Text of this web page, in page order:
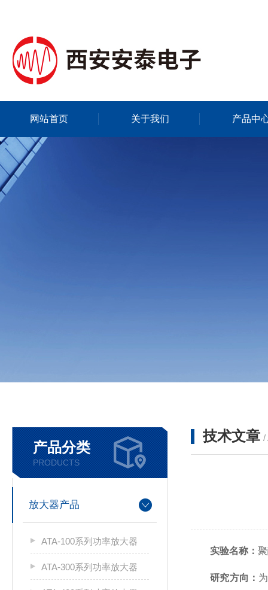
网站首页 关于我们 产品中
产品分类
PRODUCTS
放大器产品
ATA-100系列功率放大器
ATA-300系列功率放大器
技术文章 /
实验名称：
研究方向：